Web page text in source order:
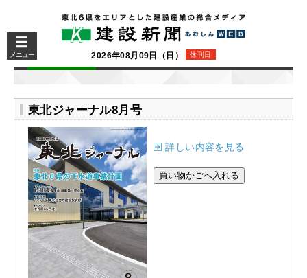
メニュー 2026年08月09日（日） 休刊日
東北ジャーナル8月号
詳しい内容を見る